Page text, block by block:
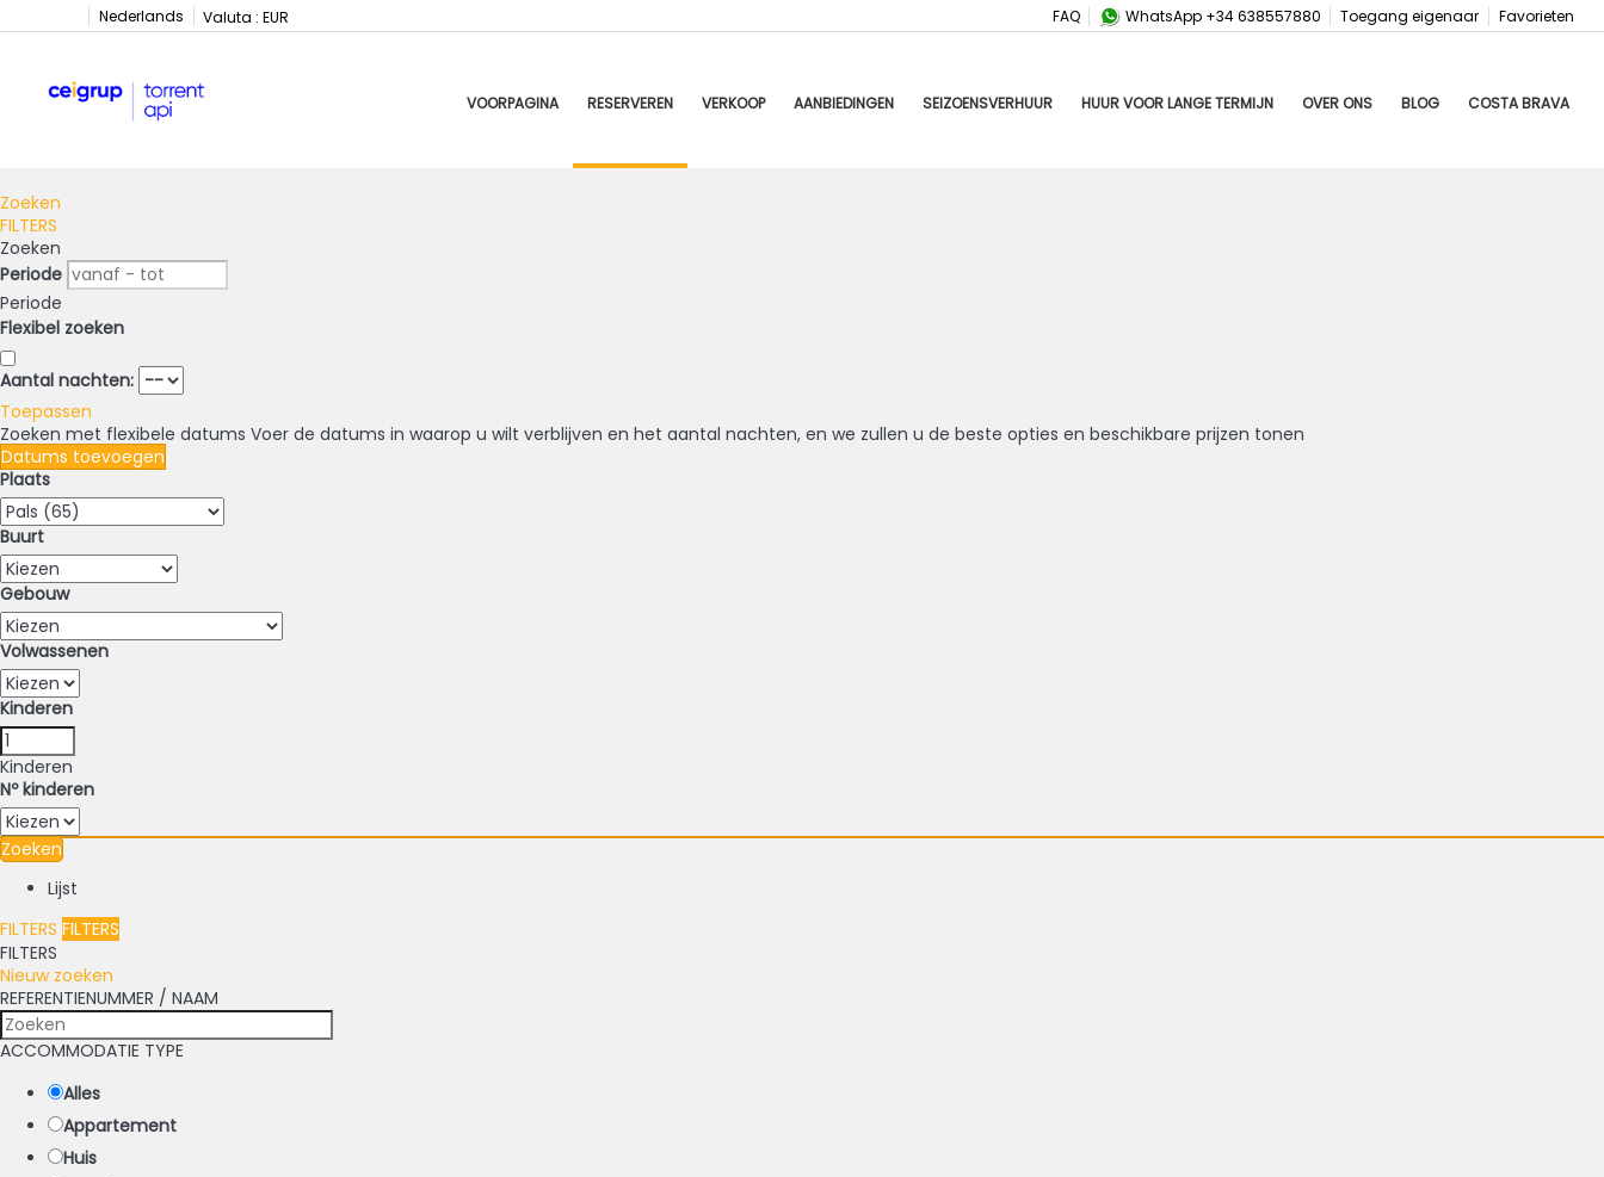
Nederlands Valuta : EUR Favorieten
Toegang eigenaar
WhatsApp +34 638557880
FAQ
VOORPAGINA RESERVEREN VERKOOP AANBIEDINGEN SEIZOENSVERHUUR HUUR VOOR LANGE TERMIJN OVER ONS BLOG COSTA BRAVA
Zoeken
FILTERS
Zoeken
Periode
Periode
Flexibel zoeken
Aantal nachten:
Toepassen
Zoeken met flexibele datums Voer de datums in waarop u wilt verblijven en het aantal nachten, en we zullen u de beste opties en beschikbare prijzen tonen
Datums toevoegen
Plaats
Buurt
Gebouw
Volwassenen
Kinderen
Kinderen
Nº kinderen
Zoeken
Lijst
FILTERS FILTERS
FILTERS
Nieuw zoeken
REFERENTIENUMMER / NAAM
ACCOMMODATIE TYPE
Alles
Appartement
Huis